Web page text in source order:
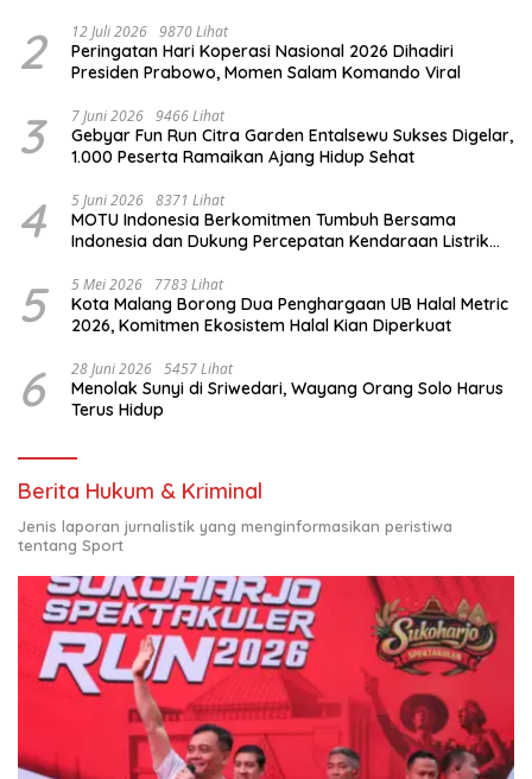
2 12 Juli 2026 9870 Lihat
Peringatan Hari Koperasi Nasional 2026 Dihadiri
Presiden Prabowo, Momen Salam Komando Viral
3 7 Juni 2026 9466 Lihat
Gebyar Fun Run Citra Garden Entalsewu Sukses Digelar,
1.000 Peserta Ramaikan Ajang Hidup Sehat
4 5 Juni 2026 8371 Lihat
MOTU Indonesia Berkomitmen Tumbuh Bersama
Indonesia dan Dukung Percepatan Kendaraan Listrik
5 5 Mei 2026 7783 Lihat
Kota Malang Borong Dua Penghargaan UB Halal Metric
2026, Komitmen Ekosistem Halal Kian Diperkuat
6 28 Juni 2026 5457 Lihat
Menolak Sunyi di Sriwedari, Wayang Orang Solo Harus
Terus Hidup
Berita Hukum & Kriminal
Jenis laporan jurnalistik yang menginformasikan peristiwa
tentang Sport